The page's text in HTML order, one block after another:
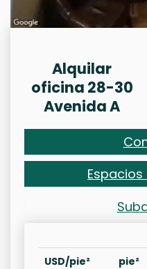
Alquilar
oficina 28-30
Avenida A
USD/pie² pie²